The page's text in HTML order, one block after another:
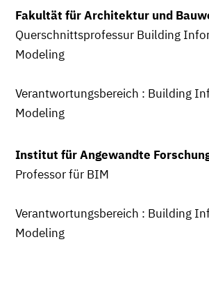
Fakultät für Architektur und
Querschnittsprofessur Building
Modeling
Verantwortungsbereich : Building
Modeling
Institut für Angewandte
Professor für BIM
Verantwortungsbereich : Building
Modeling